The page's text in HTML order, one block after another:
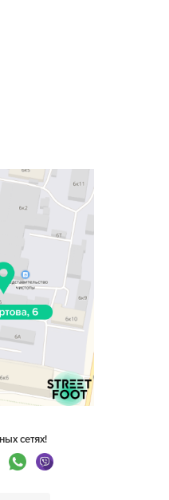
сетях!